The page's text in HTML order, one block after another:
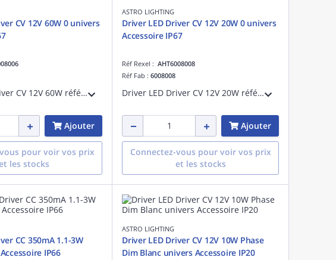
CV 12V 60W 0 univers
Driver LED Driver CV 12V 60W référence 6008006 univers Accessoire IP67
Ajouter
pour voir vos prix
les stocks
ASTRO LIGHTING
Driver LED Driver CV 12V 20W 0 univers
Accessoire IP67
Réf Rexel : AHT6008008
Réf Fab : 6008008
Driver LED Driver CV 12V 20W référence 6008008 univers Accessoire IP67
Ajouter
Connectez-vous pour voir vos prix
et les stocks
CC 350mA 1.1-3W
IP66
ASTRO LIGHTING
Driver LED Driver CV 12V 10W Phase
Dim Blanc univers Accessoire IP20